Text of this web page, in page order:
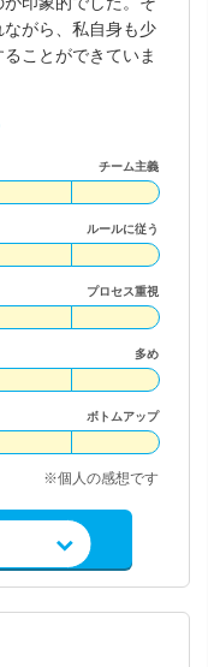
がら、私自身も少
ことができていま
チーム主義
ルールに従う
プロセス重視
多め
ボトムアップ
※個人の感想です